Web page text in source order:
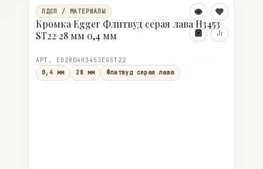
ЛДСП / МАТЕРИАЛЫ
Кромка Egger Флитвуд серая лава Н3453
ST22 28 мм 0,4 мм
АРТ. ED2804Н3453EGST22
0,4 мм
28 мм Флитвуд серая лава